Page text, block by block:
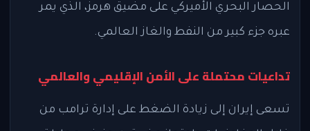
الحصار البحري الأميركي على مضيق هرمز، الذي يمر
عبره جزء كبير من النفط والغاز العالمي.
تداعيات محتملة على الأمن الإقليمي والعالمي
تسعى إيران إلى زيادة الضغط على إدارة ترامب من